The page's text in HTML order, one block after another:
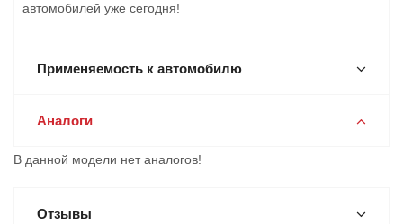
автомобилей уже сегодня!
Применяемость к автомобилю
Аналоги
В данной модели нет аналогов!
Отзывы